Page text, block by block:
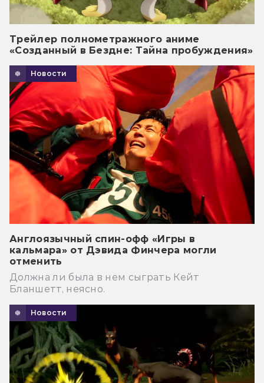
Трейлер полнометражного аниме
«Созданный в Бездне: Тайна пробуждения»
Новости
Англоязычный спин-офф «Игры в
кальмара» от Дэвида Финчера могли
отменить
Должна ли была в нем сыграть Кейт
Бланшетт, неясно.
Новости